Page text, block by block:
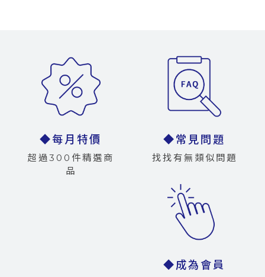
◆每月特價
超過300件精選商
品
◆常見問題
找找有無類似問題
◆成為會員